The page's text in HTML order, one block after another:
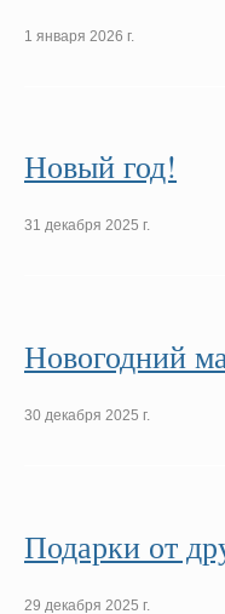
1 января 2026 г.
Новый год!
31 декабря 2025 г.
Новогодний
30 декабря 2025 г.
Подарки от
29 декабря 2025 г.